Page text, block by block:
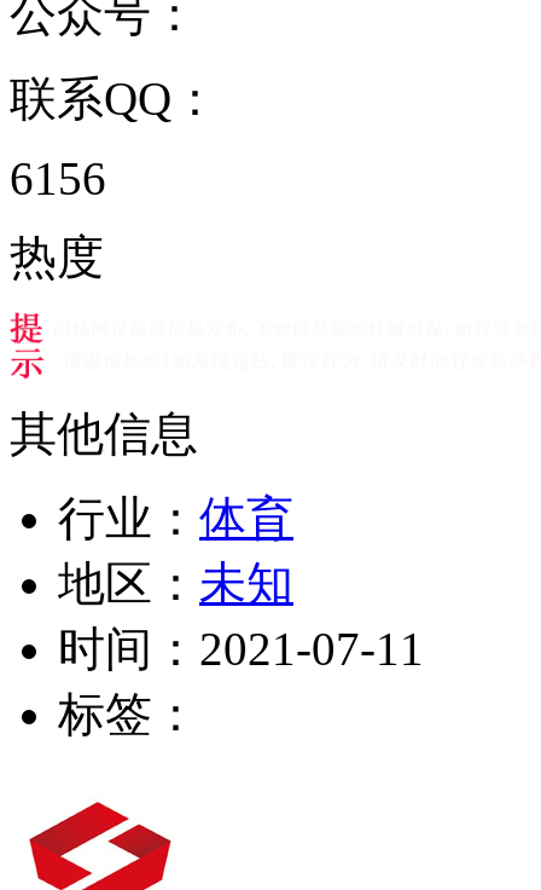
公众号：
联系QQ：
6156
热度
其他信息
行业： 体育
地区： 未知
时间： 2021-07-11
标签：